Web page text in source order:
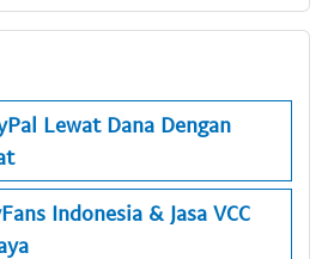
Lewat Dana Dengan
Indonesia & Jasa VCC